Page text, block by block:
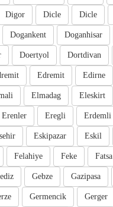
Dicle
Dicle
Digor
Doganhisar
Dogankent
Dortdivan
Doertyol
Edirne
Edremit
Eleskirt
Elmadag
Erdemli
Eregli
Erenler
Eskil
Eskipazar
Fatsa
Feke
Felahiye
Gazipasa
Gebze
Gerger
Germencik